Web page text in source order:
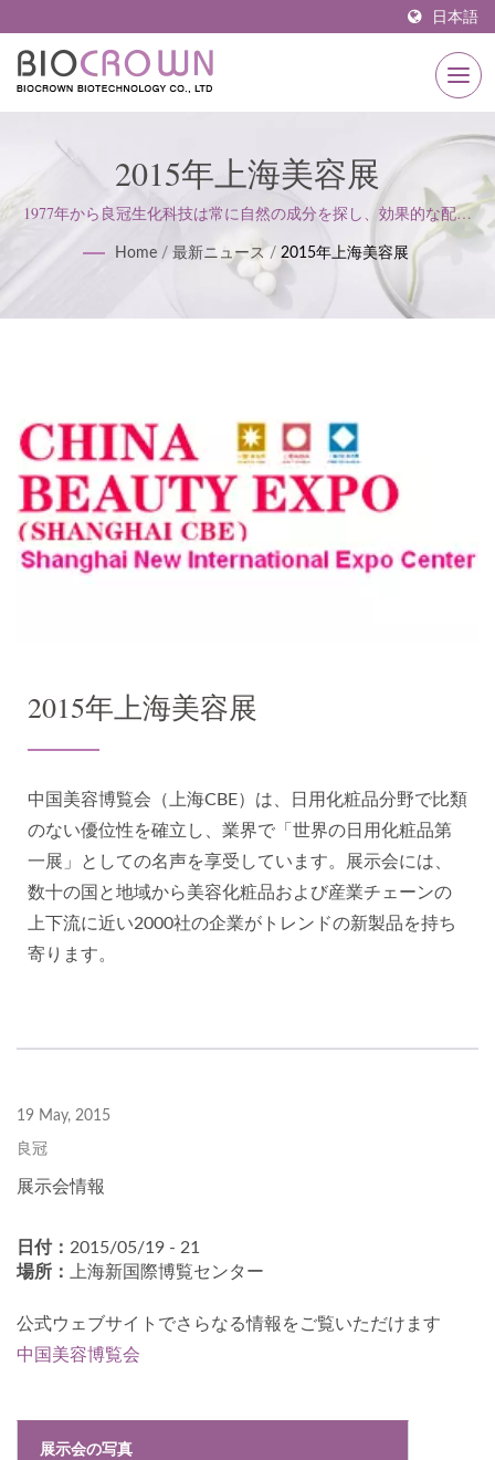
日本語
2015年上海美容展
1977年から良冠生化科技は常に自然の成分を探し、効果的な配合
を研究し、革新的な技術と組み合わせて、美しい肌を作り出す事
業を目指してきました。
Home / 最新ニュース / 2015年上海美容展
2015年上海美容展
中国美容博覧会（上海CBE）は、日用化粧品分野で比類
のない優位性を確立し、業界で「世界の日用化粧品第
一展」としての名声を享受しています。展示会には、
数十の国と地域から美容化粧品および産業チェーンの
上下流に近い2000社の企業がトレンドの新製品を持ち
寄ります。
19 May, 2015
良冠
展示会情報
日付： 2015/05/19 - 21
場所：
上海新国際博覧センター
公式ウェブサイトでさらなる情報をご覧いただけます
中国美容博覧会
展示会の写真